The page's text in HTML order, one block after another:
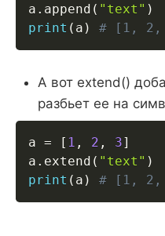
a . append ( "text" )
print ( a ) # [1,
А вот extend()
разбьет ее на
a = [ 1 , 2 , 3]
a . extend ( "text" )
print ( a ) # [1,